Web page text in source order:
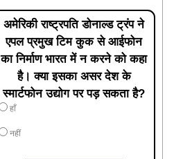
अमेरिकी राष्ट्रपति डोनाल्ड ट्रंप ने
एपल प्रमुख टिम कुक से आईफोन
का निर्माण भारत में न करने को कहा
है। क्या इसका असर देश के
स्मार्टफोन उद्योग पर पड़ सकता है?
हाँ
नहीं